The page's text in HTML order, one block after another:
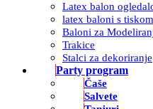
Latex balon
latex baloni s tiskom
Baloni za
Trakice
Stalci za dekoriranje
Party program
Čaše
Salvete